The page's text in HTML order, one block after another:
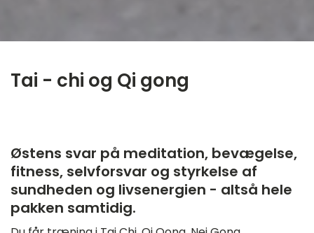
Tai - chi og Qi gong
Østens svar på meditation, bevægelse,
fitness, selvforsvar og styrkelse af
sundheden og livsenergien - altså hele
pakken samtidig.